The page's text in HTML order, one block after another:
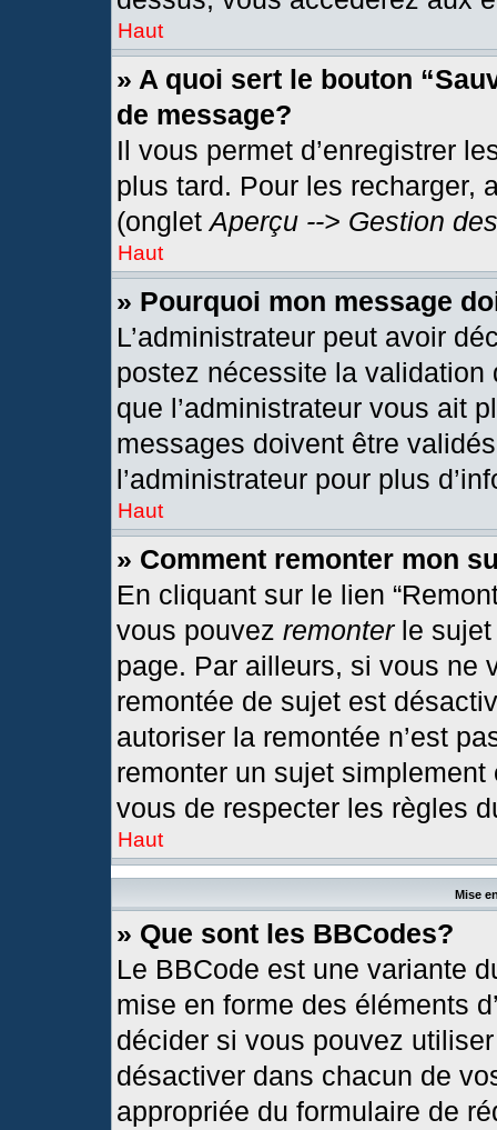
Haut
» A quoi sert le bouton
de message?
Il vous permet d’enregistrer
plus tard. Pour les recharger,
(ongletAperçu --> Gestion
Haut
» Pourquoi mon message
L’administrateur peut avoir
postez nécessite la
que l’administrateur vous ait
messages doivent être
l’administrateur pour plus
Haut
» Comment remonter mon
En cliquant sur le lien
vous pouvez remonterle sujet
page. Par ailleurs, si vous ne
remontée de sujet est
autoriser la remontée n’est
remonter un sujet
vous de respecter les règles
Haut
Mise
» Que sont les BBCodes?
Le BBCode est une variante
mise en forme des éléments
décider si vous pouvez
désactiver dans chacun de
appropriée du formulaire de